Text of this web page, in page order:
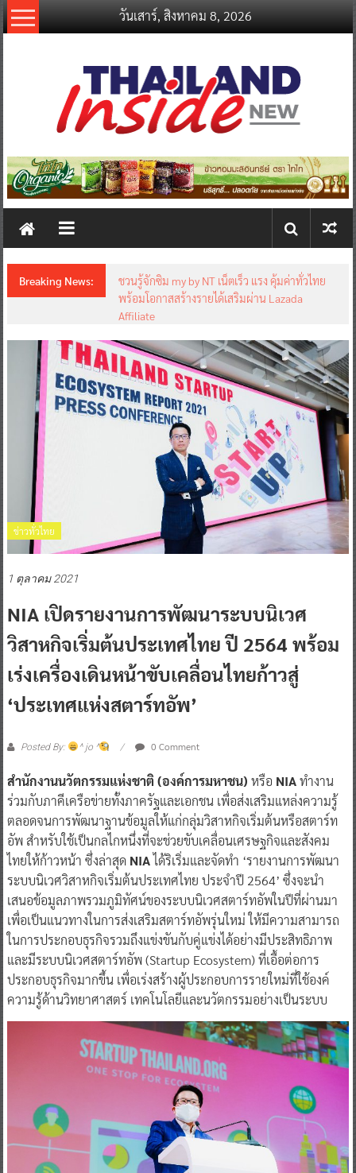
Skip
to
วันเสาร์, สิงหาคม 8, 2026
thailandinsidenew.com
Thailand
New
Breaking News:
ชวนรู้จักซิม my by NT เน็ตเร็ว แรง คุ้มค่าทั่วไทย
พร้อมโอกาสสร้างรายได้เสริมผ่าน Lazada
Affiliate
ข่าวทั่วไทย
1 ตุลาคม 2021
NIA เปิดรายงานการพัฒนาระบบนิเวศ
วิสาหกิจเริ่มต้นประเทศไทย ปี 2564 พร้อม
เร่งเครื่องเดินหน้าขับเคลื่อนไทยก้าวสู่
‘ประเทศแห่งสตาร์ทอัพ’
Posted By: ^ jo ^ 0 Comment
สำนักงานนวัตกรรมแห่งชาติ (องค์การมหาชน) หรือ NIAทำงาน
ร่วมกับภาคีเครือข่ายทั้งภาครัฐและเอกชน เพื่อส่งเสริมแหล่งความรู้
ตลอดจนการพัฒนาฐานข้อมูลให้แก่กลุ่มวิสาหกิจเริ่มต้นหรือสตาร์ท
อัพ สำหรับใช้เป็นกลไกหนึ่งที่จะช่วยขับเคลื่อนเศรษฐกิจและสังคม
ไทยให้ก้าวหน้า ซึ่งล่าสุด NIAได้ริเริ่มและจัดทำ ‘รายงานการพัฒนา
ระบบนิเวศวิสาหกิจเริ่มต้นประเทศไทย ประจำปี 2564’ ซึ่งจะนำ
เสนอข้อมูลภาพรวมภูมิทัศน์ของระบบนิเวศสตาร์ทอัพในปีที่ผ่านมา
เพื่อเป็นแนวทางในการส่งเสริมสตาร์ทอัพรุ่นใหม่ ให้มีความสามารถ
ในการประกอบธุรกิจรวมถึงแข่งขันกับคู่แข่งได้อย่างมีประสิทธิภาพ
และมีระบบนิเวศสตาร์ทอัพ (Startup Ecosystem) ที่เอื้อต่อการ
ประกอบธุรกิจมากขึ้น เพื่อเร่งสร้างผู้ประกอบการรายใหม่ที่ใช้องค์
ความรู้ด้านวิทยาศาสตร์ เทคโนโลยีและนวัตกรรมอย่างเป็นระบบ